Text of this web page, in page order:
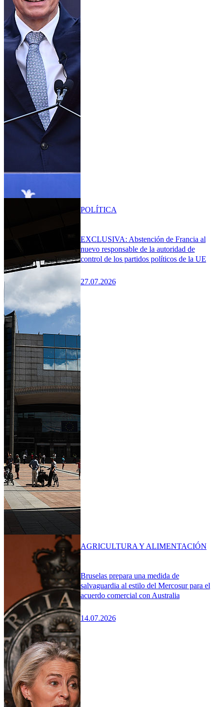
EXCLUSIVA: Abstención de Francia al
nuevo responsable de la autoridad de
control de los partidos políticos de la UE
27.07.2026
POLÍTICA
Bruselas prepara una medida de
salvaguardia al estilo del Mercosur para el
acuerdo comercial con Australia
14.07.2026
AGRICULTURA Y ALIMENTACIÓN